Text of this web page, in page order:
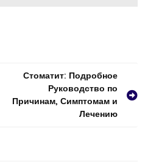
Стоматит: Подробное
Руководство по
Причинам, Симптомам и
Лечению